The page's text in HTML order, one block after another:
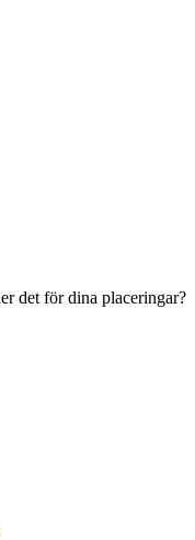
det för dina placeringar?